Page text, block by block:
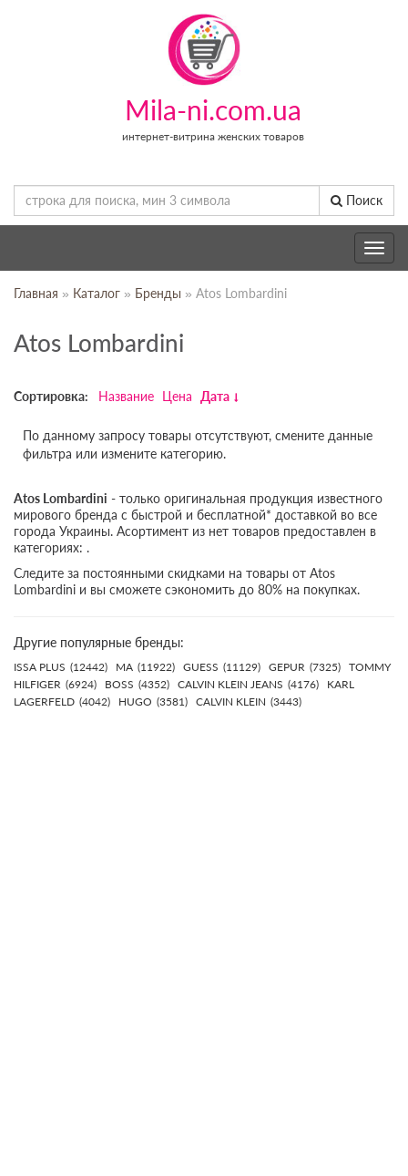
Mila-ni.com.ua
интернет-витрина женских товаров
Поиск
Toggle
Главная » Каталог » Бренды » Atos Lombardini
Atos Lombardini
Сортировка: Название Цена Дата
По данному запросу товары отсутствуют, смените данные
фильтра или измените категорию.
Atos Lombardini - только оригинальная продукция известного
мирового бренда с быстрой и бесплатной* доставкой во все
города Украины. Асортимент из нет товаров предоставлен в
категориях: .
Следите за постоянными скидками на товары от Atos
Lombardini и вы сможете сэкономить до 80% на покупках.
Другие популярные бренды:
ISSA PLUS (12442) MA (11922) GUESS (11129) GEPUR (7325) TOMMY
HILFIGER (6924) BOSS (4352) CALVIN KLEIN JEANS (4176)
KARL
LAGERFELD (4042) HUGO (3581) CALVIN KLEIN (3443)